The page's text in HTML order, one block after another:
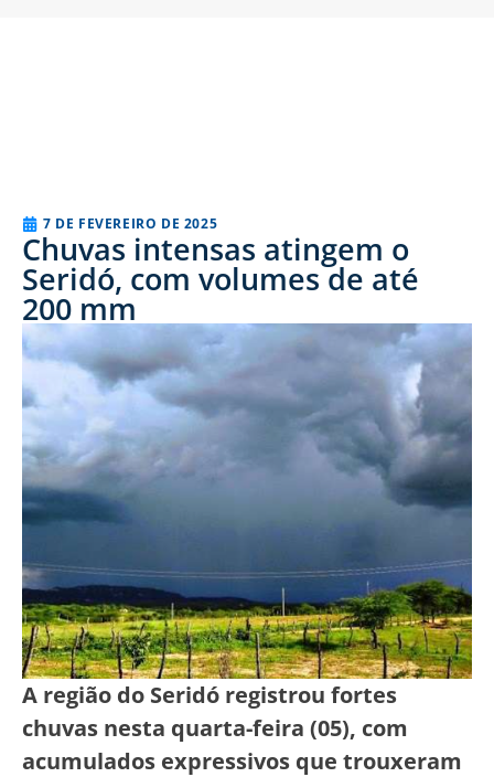
7 DE FEVEREIRO DE 2025
Chuvas intensas atingem o
Seridó, com volumes de até
200 mm
A região do Seridó registrou fortes
chuvas nesta quarta-feira (05), com
acumulados expressivos que trouxeram